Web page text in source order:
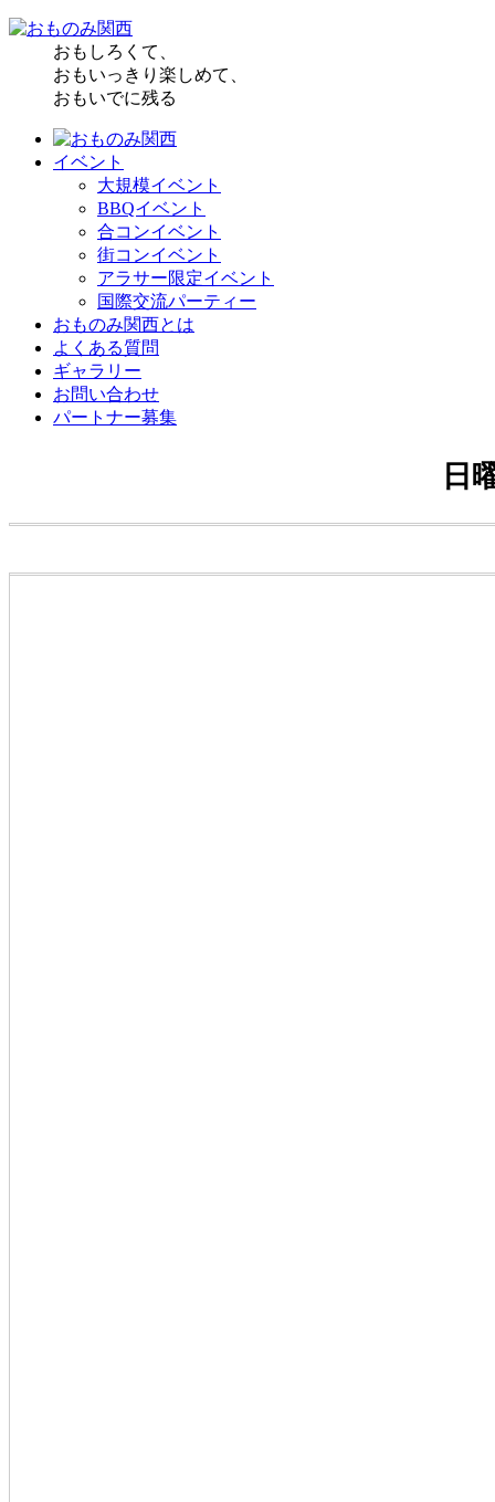
おもしろくて、
おもいっきり楽しめて、
おもいでに残る
イベント
大規模イベント
BBQイベント
合コンイベント
街コンイベント
アラサー限定イベント
国際交流パーティー
おものみ関西とは
よくある質問
ギャラリー
お問い合わせ
パートナー募集
日